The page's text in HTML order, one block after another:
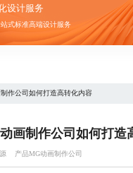
设计服务
式标准高端设计服务
作公司如何打造高转化内容
画制作公司如何打造
产品MG动画制作公司